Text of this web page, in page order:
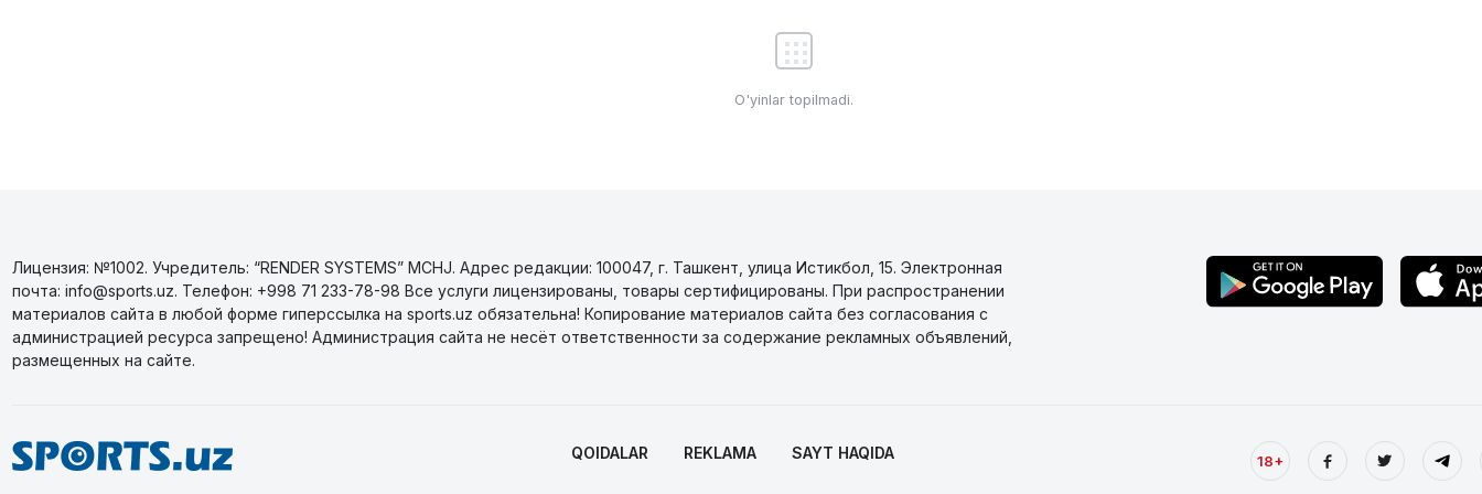
O'yinlar topilmadi.
Лицензия: №1002. Учредитель: “RENDER SYSTEMS” MCHJ. Адрес редакции: 100047, г. Ташкент, улица Истикбол, 15. Электронная
почта: info@sports.uz. Телефон: +998 71 233-78-98 Все услуги лицензированы, товары сертифицированы. При распространении
материалов сайта в любой форме гиперссылка на sports.uz обязательна! Копирование материалов сайта без согласования с
администрацией ресурса запрещено! Администрация сайта не несёт ответственности за содержание рекламных объявлений,
размещенных на сайте.
QOIDALAR REKLAMA SAYT HAQIDA 18+